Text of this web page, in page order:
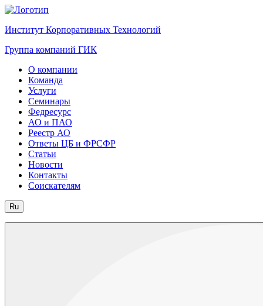
Институт Корпоративных Технологий
Группа компаний ГИК
О компании
Команда
Услуги
Семинары
Федресурс
АО и ПАО
Реестр АО
Ответы ЦБ и ФРСФР
Статьи
Новости
Контакты
Соискателям
Ru